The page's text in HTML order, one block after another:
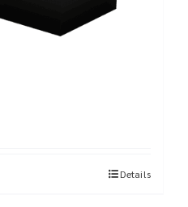
Details